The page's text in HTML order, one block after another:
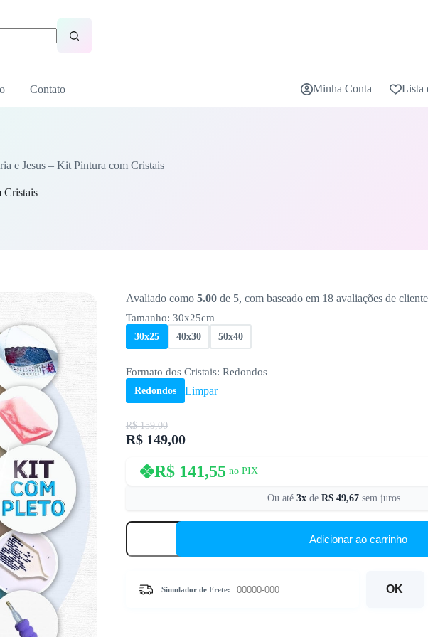
Contato Minha Conta Lista
e Jesus – Kit Pintura com Cristais
Cristais
Avaliado como 5.00de 5, com baseado em 18avaliações de
Tamanho: 30x25cm
30x25 40x30 50x40
Formato dos Cristais: Redondos
Redondos Limpar
R$159,00
O
original
era:
R$149,00
O
atual
R$141,55 no PIX
Ou até 3xde R$49,67sem juros
Maria
Jesus
Pintura
com
Adicionar ao carrinho
Simulador de Frete: OK